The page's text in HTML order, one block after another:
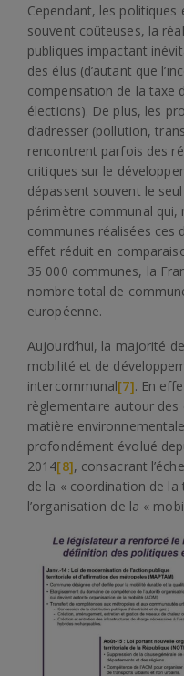
Cependant, les
souvent coûteuses, la
publiques impactant
des élus (d’autant que
compensation de la taxe
élections). De plus, les
d’adresser (pollution,
rencontrent parfois des
critiques sur le
dépassent souvent le
périmètre communal qui,
communes réalisées ces
effet réduit en
35 000 communes, la
nombre total de
européenne.
Aujourd’hui, la majorité
mobilité et de
intercommunal[7]. En
règlementaire autour
matière
profondément évolué
2014[8], consacrant
de la « coordination de
l’organisation de la «